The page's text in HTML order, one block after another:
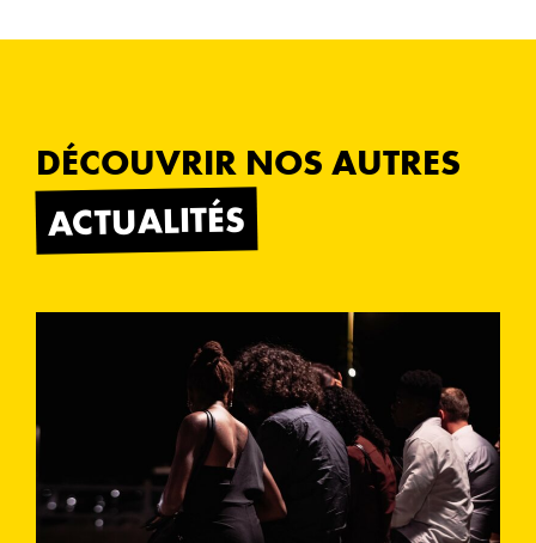
DÉCOUVRIR NOS AUTRES
ACTUALITÉS